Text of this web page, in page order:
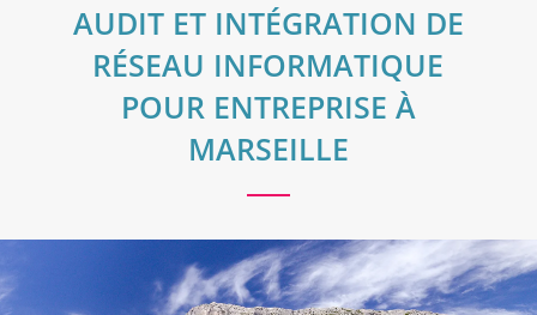
AUDIT ET INTÉGRATION DE
RÉSEAU INFORMATIQUE
POUR ENTREPRISE À
MARSEILLE